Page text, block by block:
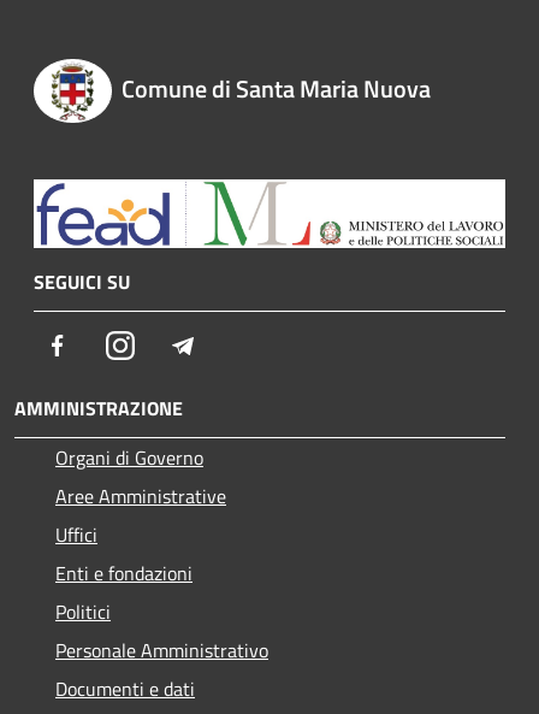
Comune di Santa Maria Nuova
SEGUICI SU
FacebookInstagram
AMMINISTRAZIONE
Organi di Governo
Aree Amministrative
Uffici
Enti e fondazioni
Politici
Personale Amministrativo
Documenti e dati